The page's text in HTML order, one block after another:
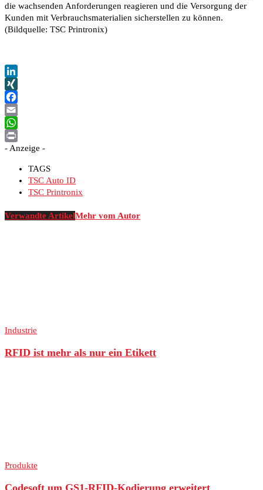
die wachsenden Anforderungen reagieren und die Versorgung der
Kunden mit Verbrauchsmaterialien sicherstellen zu können.
(Bildquelle: TSC Printronix)
LinkedIn
XING
Facebook
Email
WhatsApp
Print
- Anzeige -
TAGS
TSC Auto ID
TSC Printronix
Verwandte ArtikelMehr vom Autor
Industrie
RFID ist mehr als nur ein Etikett
Produkte
Codesoft um GS1-RFID-Kodierung erweitert